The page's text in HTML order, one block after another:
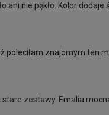
ani nie pękło. Kolor dodaje
poleciłam znajomym ten
zestawy. Emalia